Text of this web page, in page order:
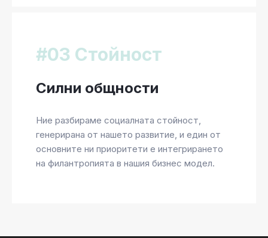
#03 Стойност
Силни общности
Ние разбираме социалната стойност,
генерирана от нашето развитие, и един от
основните ни приоритети е интегрирането
на филантропията в нашия бизнес модел.